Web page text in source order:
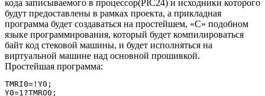
кода записываемого в процессор(PIC24) и исходники которого
будут предоставлены в рамках проекта, а прикладная
программа будет создаваться на простейшем, «С» подобном
языке программирования, который будет компилироваться
байт код стековой машины, и будет исполняться на
виртуальной машине над основной прошивкой.
Простейшая программа:
TMRI0=!Y0;
Y0=1?TMRO0;